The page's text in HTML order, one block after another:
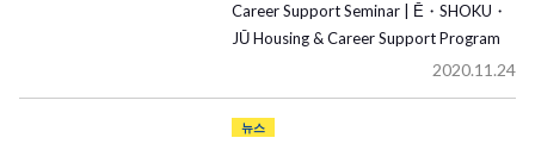
Career Support Seminar | Ē・SHOKU・
JŪ Housing & Career Support Program
2020.11.24
뉴스